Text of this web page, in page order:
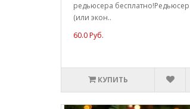
редьюсера бесплатно!Редьюсер
(или экон..
60.0 Руб.
КУПИТЬ